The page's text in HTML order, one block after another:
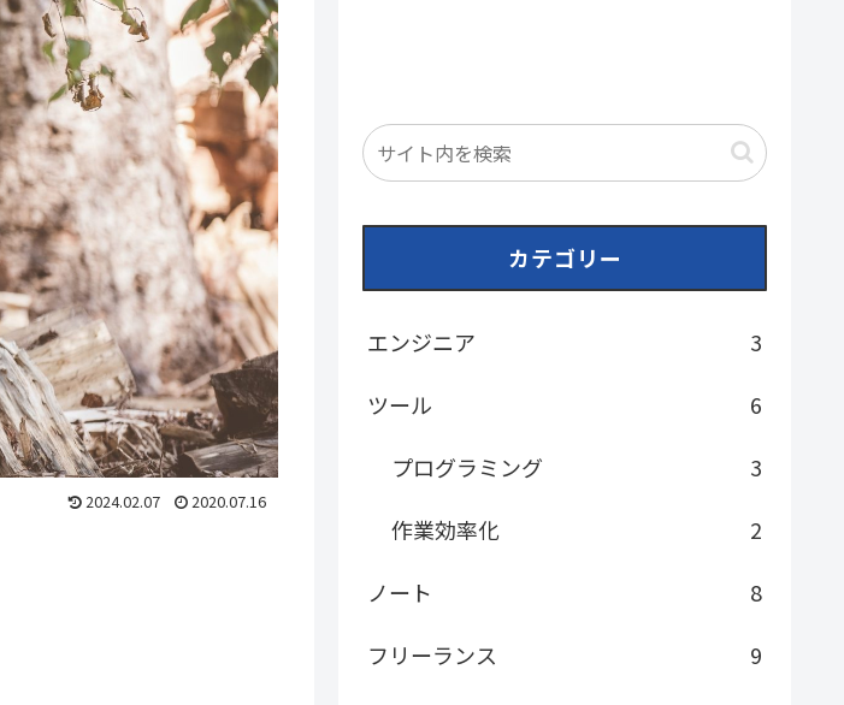
2024.02.07 2020.07.16
カテゴリー
エンジニア
3
ツール
6
プログラミング
3
作業効率化
2
ノート
8
フリーランス
9